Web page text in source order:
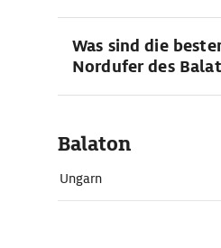
Was sind die
Nordufer des
Balaton
Ungarn